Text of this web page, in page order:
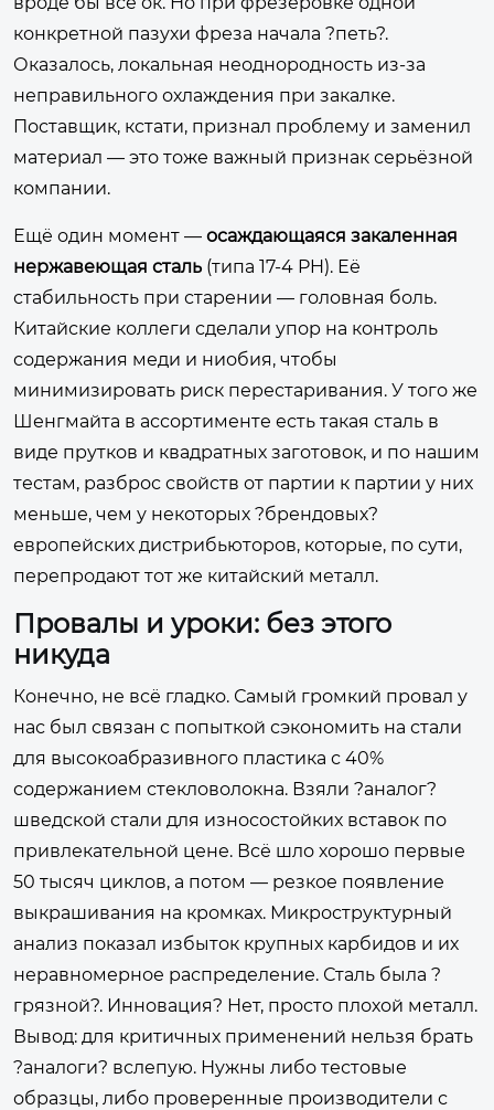
конкретной пазухи фреза начала ?петь?.
Оказалось, локальная неоднородность из-за
неправильного охлаждения при закалке.
Поставщик, кстати, признал проблему и заменил
материал — это тоже важный признак серьёзной
компании.
Ещё один момент — осаждающаяся закаленная
нержавеющая сталь (типа 17-4 PH). Её
стабильность при старении — головная боль.
Китайские коллеги сделали упор на контроль
содержания меди и ниобия, чтобы
минимизировать риск перестаривания. У того же
Шенгмайта в ассортименте есть такая сталь в
виде прутков и квадратных заготовок, и по нашим
тестам, разброс свойств от партии к партии у них
меньше, чем у некоторых ?брендовых?
европейских дистрибьюторов, которые, по сути,
перепродают тот же китайский металл.
Провалы и уроки: без этого
никуда
Конечно, не всё гладко. Самый громкий провал у
нас был связан с попыткой сэкономить на стали
для высокоабразивного пластика с 40%
содержанием стекловолокна. Взяли ?аналог?
шведской стали для износостойких вставок по
привлекательной цене. Всё шло хорошо первые
50 тысяч циклов, а потом — резкое появление
выкрашивания на кромках. Микроструктурный
анализ показал избыток крупных карбидов и их
неравномерное распределение. Сталь была ?
грязной?. Инновация? Нет, просто плохой металл.
Вывод: для критичных применений нельзя брать
?аналоги? вслепую. Нужны либо тестовые
образцы, либо проверенные производители с